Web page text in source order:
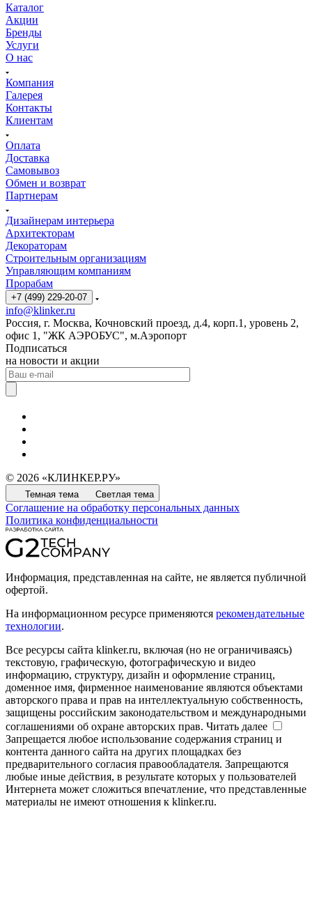
Каталог
Акции
Бренды
Услуги
О нас
Компания
Галерея
Контакты
Клиентам
Оплата
Доставка
Самовывоз
Обмен и возврат
Партнерам
Дизайнерам интерьера
Архитекторам
Декораторам
Строительным организациям
Управляющим компаниям
Прорабам
+7 (499) 229-20-07
info@klinker.ru
Россия, г. Москва, Кочновский проезд, д.4, корп.1, уровень 2,
офис 1, "ЖК АЭРОБУС", м.Аэропорт
Подписаться
на новости и акции
© 2026 «КЛИНКЕР.РУ»
Темная тема Светлая тема
Соглашение на обработку персональных данных
Политика конфиденциальности
Информация, представленная на сайте, не является публичной
офертой.
На информационном ресурсе применяются рекомендательные
технологии.
Все ресурсы сайта klinker.ru, включая (но не ограничиваясь)
текстовую, графическую, фотографическую и видео
информацию, структуру, дизайн и оформление страниц,
доменное имя, фирменное наименование являются объектами
авторского права и прав на интеллектуальную собственность,
защищены российским законодательством и международными
соглашениями об охране авторских прав. Читать далее
Запрещается любое использование содержания страниц и
контента данного сайта на других площадках без
предварительного согласия правообладателя. Запрещаются
любые иные действия, в результате которых у пользователей
Интернета может сложиться впечатление, что представленные
материалы не имеют отношения к klinker.ru.